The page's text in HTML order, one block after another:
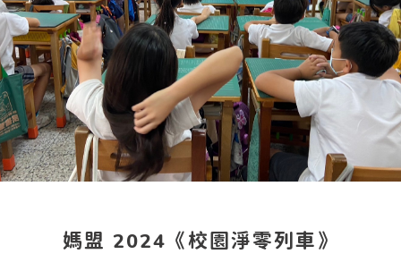
媽盟 2024《校園淨零列車》